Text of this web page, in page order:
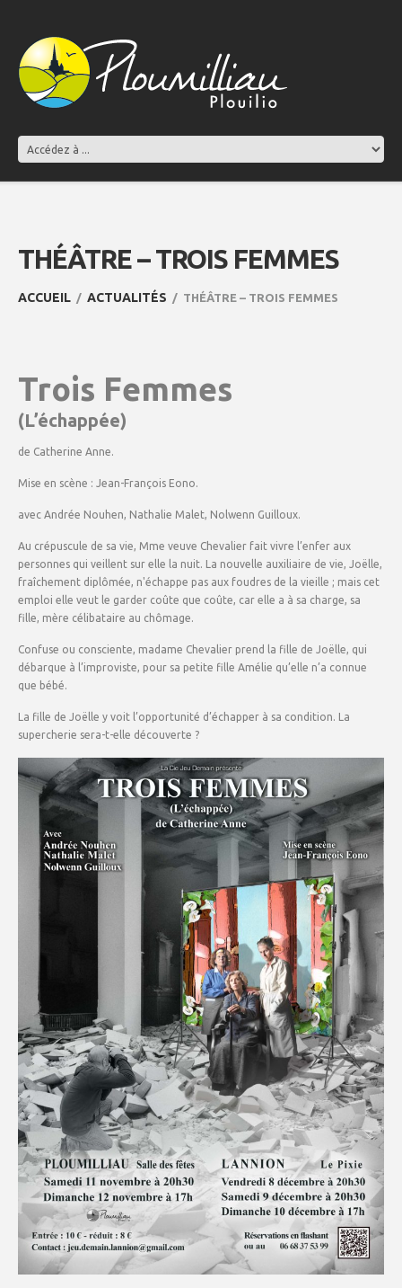
THÉÂTRE – TROIS FEMMES
ACCUEIL ACTUALITÉS THÉÂTRE – TROIS FEMMES
Trois Femmes
(L’échappée)
de Catherine Anne.
Mise en scène : Jean-François Eono.
avec Andrée Nouhen, Nathalie Malet, Nolwenn Guilloux.
Au crépuscule de sa vie, Mme veuve Chevalier fait vivre l’enfer aux
personnes qui veillent sur elle la nuit. La nouvelle auxiliaire de vie, Joëlle,
fraîchement diplômée, n'échappe pas aux foudres de la vieille ; mais cet
emploi elle veut le garder coûte que coûte, car elle a à sa charge, sa
fille, mère célibataire au chômage.
Confuse ou consciente, madame Chevalier prend la fille de Joëlle, qui
débarque à l’improviste, pour sa petite fille Amélie qu’elle n’a connue
que bébé.
La fille de Joëlle y voit l’opportunité d’échapper à sa condition. La
supercherie sera-t-elle découverte ?